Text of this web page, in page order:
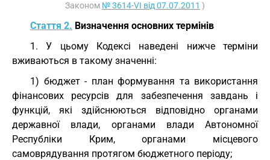
Законом № 3614-VI від 07.07.2011 )
Стаття 2. Визначення основних термінів
1. У цьому Кодексі наведені нижче терміни
вживаються в такому значенні:
1) бюджет - план формування та використання
фінансових ресурсів для забезпечення завдань і
функцій, які здійснюються відповідно органами
державної влади, органами влади Автономної
Республіки Крим, органами місцевого
самоврядування протягом бюджетного періоду;